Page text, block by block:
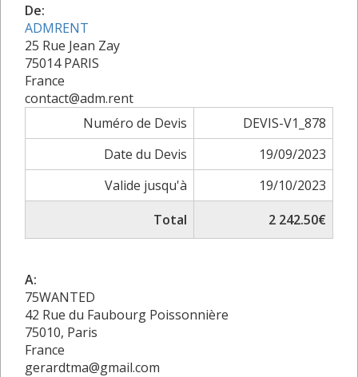
De:
ADMRENT
25 Rue Jean Zay
75014 PARIS
France
contact@adm.rent
Numéro de Devis
DEVIS-V1_878
Date du Devis
19/09/2023
Valide jusqu'à
19/10/2023
Total
2 242.50€
A:
75WANTED
42 Rue du Faubourg Poissonnière
75010, Paris
France
gerardtma@gmail.com